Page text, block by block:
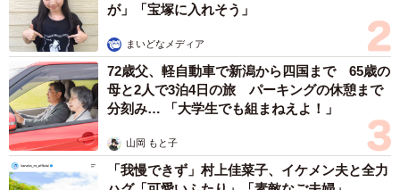
が」「宝塚に入れそう」
まいどなメディア
72歳父、軽自動車で新潟から四国まで 65歳の
母と2人で3泊4日の旅 パーキングの休憩まで
分刻み… 「大学生でも組まねえよ！」
山岡 もと子
「我慢できず」村上佳菜子、イケメン夫と全力